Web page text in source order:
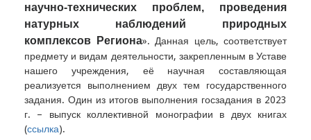
научно-технических проблем, проведения
натурных наблюдений природных
комплексов Региона». Данная цель, соответствует
предмету и видам деятельности, закрепленным в Уставе
нашего учреждения, её научная составляющая
реализуется выполнением двух тем государственного
задания. Один из итогов выполнения госзадания в 2023
г. – выпуск коллективной монографии в двух книгах
(ссылка).